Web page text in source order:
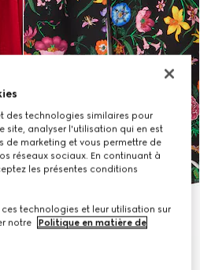
des technologies similaires pour
site, analyser l'utilisation qui en est
de marketing et vous permettre de
réseaux sociaux. En continuant à
les présentes conditions
technologies et leur utilisation sur
notre
Politique en matière de